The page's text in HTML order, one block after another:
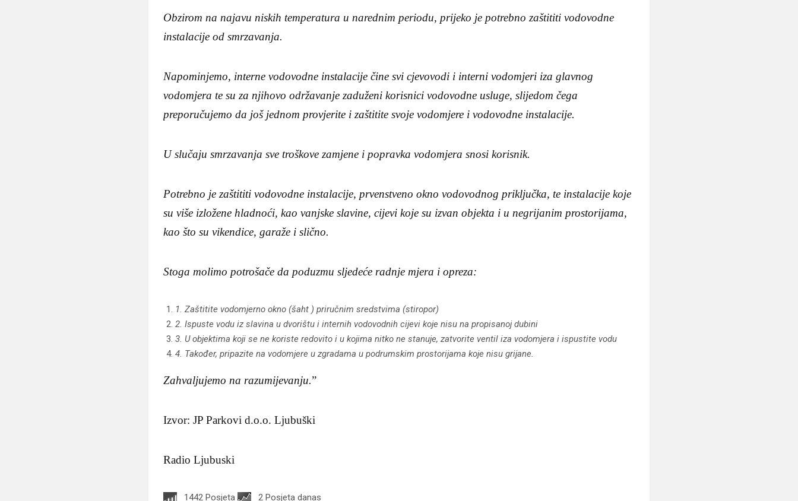
Obzirom na najavu niskih temperatura u narednim periodu, prijeko je potrebno zaštititi vodovodne
instalacije od smrzavanja.
Napominjemo, interne vodovodne instalacije čine svi cjevovodi i interni vodomjeri iza glavnog
vodomjera te su za njihovo održavanje zaduženi korisnici vodovodne usluge, slijedom čega
preporučujemo da još jednom provjerite i zaštitite svoje vodomjere i vodovodne instalacije.
U slučaju smrzavanja sve troškove zamjene i popravka vodomjera snosi korisnik.
Potrebno je zaštititi vodovodne instalacije, prvenstveno okno vodovodnog priključka, te instalacije koje
su više izložene hladnoći, kao vanjske slavine, cijevi koje su izvan objekta i u negrijanim prostorijama,
kao što su vikendice, garaže i slično.
Stoga molimo potrošače da poduzmu sljedeće radnje mjera i opreza:
1. Zaštitite vodomjerno okno (šaht ) priručnim sredstvima (stiropor)
2. Ispuste vodu iz slavina u dvorištu i internih vodovodnih cijevi koje nisu na propisanoj dubini
3. U objektima koji se ne koriste redovito i u kojima nitko ne stanuje, zatvorite ventil iza vodomjera i ispustite vodu
4. Također, pripazite na vodomjere u zgradama u podrumskim prostorijama koje nisu grijane.
Zahvaljujemo na razumijevanju.”
Izvor: JP Parkovi d.o.o. Ljubuški
Radio Ljubuski
1442 Posjeta 2 Posjeta danas